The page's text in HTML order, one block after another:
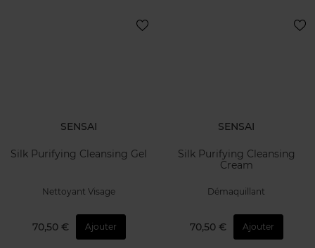
SENSAI
Silk Purifying Cleansing Gel
Nettoyant Visage
70,50 € Ajouter
SENSAI
Silk Purifying Cleansing
Cream
Démaquillant
70,50 € Ajouter